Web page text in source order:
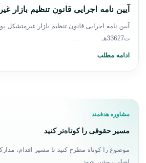
آیین نامه اجرایی قانون تنظیم بازار
ت33627هـ ‎‎‎‎ ‎‎‎‎ ‎‎‎‎ ‎‎‎‎ ‎‎‎‎ ‎‎‎‎ ‎‎‎‎ ‎‎‎‎ ‎‎‎‎ ‎‎‎‎ ‎‎‎‎ ‎‎‎‎…
ادامه مطلب
مشاوره هدفمند
مسیر حقوقی را کوتاه‌تر کنید
موضوع را کوتاه مطرح کنید تا مسیر اقدام،